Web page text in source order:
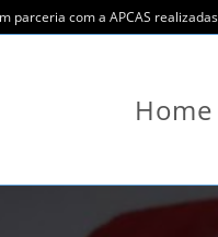
parceria com a APCAS
Home